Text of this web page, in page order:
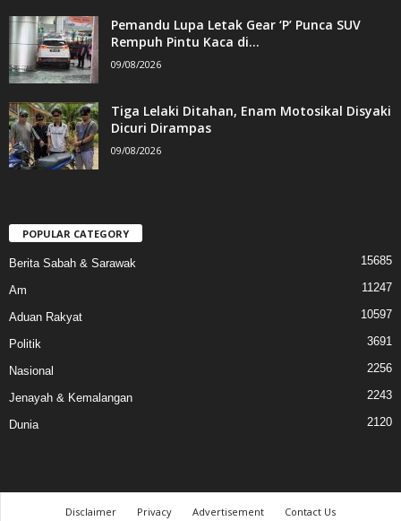
Pemandu Lupa Letak Gear ‘P’ Punca SUV
Rempuh Pintu Kaca di...
09/08/2026
Tiga Lelaki Ditahan, Enam Motosikal Disyaki
Dicuri Dirampas
09/08/2026
POPULAR CATEGORY
Berita Sabah & Sarawak 15685
Am 11247
Aduan Rakyat 10597
Politik 3691
Nasional 2256
Jenayah & Kemalangan 2243
Dunia 2120
Disclaimer Privacy Advertisement Contact Us